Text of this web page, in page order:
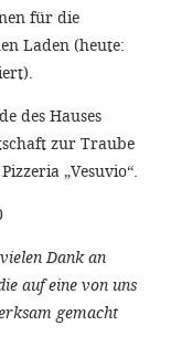
für die
Laden (heute:
des Hauses
zur Traube
„Vesuvio“.
Dank an
auf eine von uns
gemacht